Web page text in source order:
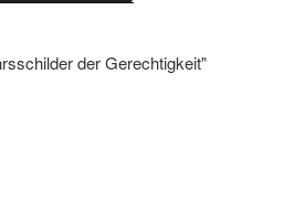
der Gerechtigkeit"